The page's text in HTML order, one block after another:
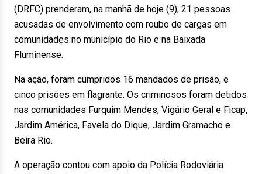
(DRFC) prenderam, na manhã de hoje (9), 21 pessoas
acusadas de envolvimento com roubo de cargas em
comunidades no município do Rio e na Baixada
Fluminense.
Na ação, foram cumpridos 16 mandados de prisão, e
cinco prisões em flagrante. Os criminosos foram detidos
nas comunidades Furquim Mendes, Vigário Geral e Ficap,
Jardim América, Favela do Dique, Jardim Gramacho e
Beira Rio.
A operação contou com apoio da Polícia Rodoviária